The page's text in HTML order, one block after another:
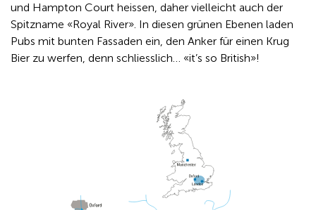
und Hampton Court heissen, daher vielleicht auch der
Spitzname «Royal River». In diesen grünen Ebenen laden
Pubs mit bunten Fassaden ein, den Anker für einen Krug
Bier zu werfen, denn schliesslich… «it’s so British»!